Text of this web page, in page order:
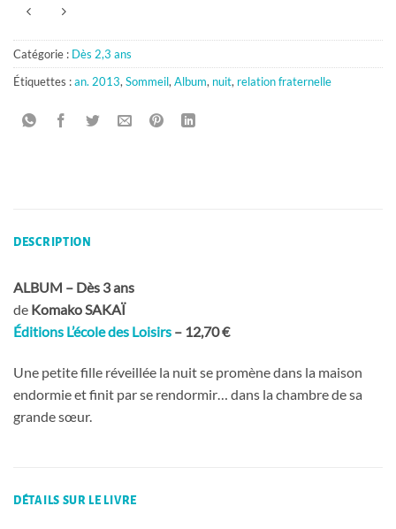
Catégorie : Dès 2,3 ans
Étiquettes :an. 2013,Sommeil,Album, nuit, relation fraternelle
DESCRIPTION
ALBUM – Dès 3 ans
de Komako SAKAÏ
Éditions L’école des Loisirs – 12,70 €
Une petite fille réveillée la nuit se promène dans la maison
endormie et finit par se rendormir… dans la chambre de sa
grande sœur.
DÉTAILS SUR LE LIVRE